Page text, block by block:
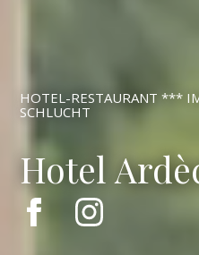
HOTEL-RESTAURANT ***
SCHLUCHT
Hotel